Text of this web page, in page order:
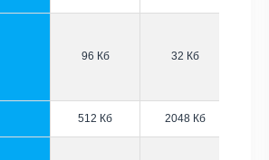
96 Кб 32 Кб
512 Кб 2048 Кб